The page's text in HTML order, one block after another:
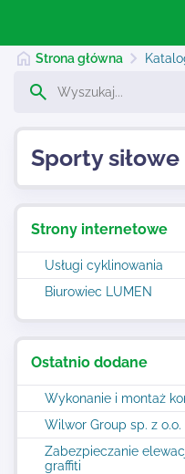
Dodaj stronę
Najnowsze
Kontakt
Strona główna
Strony internetowe
Usługi cyklinowania
Biurowiec LUMEN
Ostatnio dodane
Wykonanie i montaż
Wilwor Group sp. z
Zabezpieczanie
graffiti
Sporty siłowe